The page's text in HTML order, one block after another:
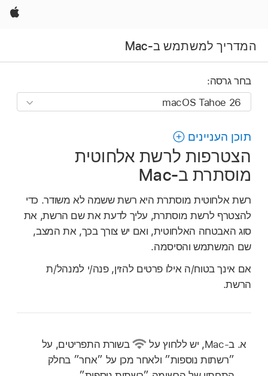
Apple
המדריך למשתמש ב-Mac
בחר גרסה:
תוכן העניינים
הצטרפות לרשת אלחוטית
מוסתרת ב‑Mac
רשת אלחוטית מוסתרת היא רשת ששמה לא משודר. כדי
להצטרף לרשת מוסתרת, עליך לדעת את שם הרשת, את
סוג האבטחה האלחוטית, ואם יש צורך בכך, את המצב,
שם המשתמש והסיסמה.
אם אינך בטוח/ה אילו פרטים להזין, פנה/י למנהל/ת
הרשת.
ב‑Mac, יש ללחוץ על
בשורת התפריטים, על
״רשתות נוספות״ ולאחר מכן על ״אחר״ בחלק